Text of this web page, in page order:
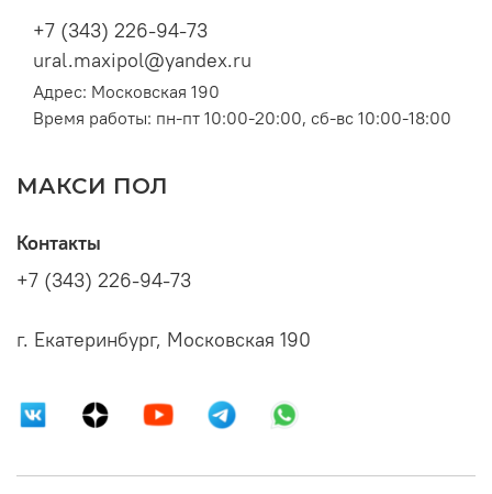
+7 (343) 226-94-73
ural.maxipol@yandex.ru
Адрес: Московская 190
Время работы: пн-пт 10:00-20:00, сб-вс 10:00-18:00
МАКСИ ПОЛ
Контакты
+7 (343) 226-94-73
г. Екатеринбург, Московская 190